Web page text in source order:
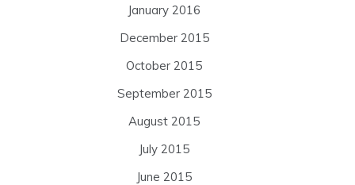
January 2016
December 2015
October 2015
September 2015
August 2015
July 2015
June 2015